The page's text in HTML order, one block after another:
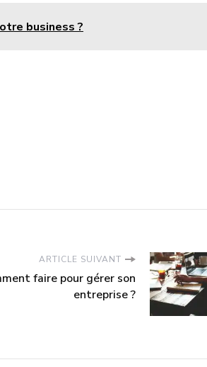
business ?
ARTICLE SUIVANT
faire pour gérer son
entreprise ?